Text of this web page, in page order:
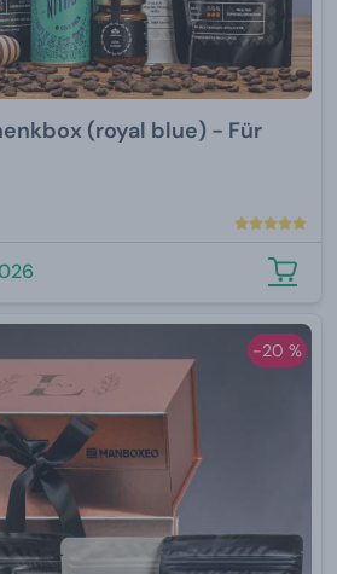
(royal blue) - Für
-20 %